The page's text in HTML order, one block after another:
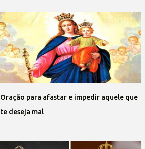
Oração para afastar e impedir aquele que
te deseja mal